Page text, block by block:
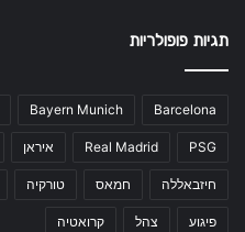
תגיות פופולריות
Barcelona
Bayern Munich
PSG
Real Madrid איראן
חיזבאללה חמאס טורקיה
פיגוע צהל קרואטיה